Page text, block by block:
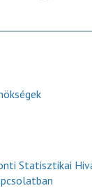
Statisztikai